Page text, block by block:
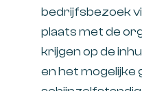
bedrijfsbezoek
plaats met de
krijgen op de
en het mogelijke